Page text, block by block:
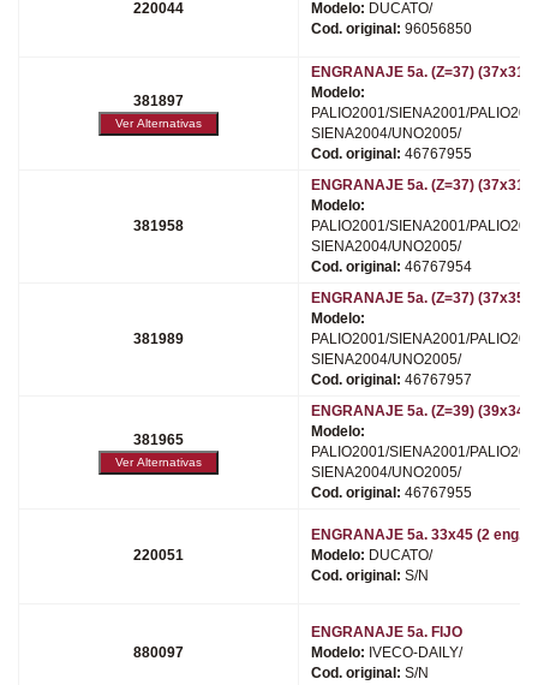
220044
Modelo: DUCATO/
Cod. original: 96056850
381897
ENGRANAJE 5a. (Z=37) (37x31)
Modelo:
PALIO2001/SIENA2001/
SIENA2004/UNO2005/
Cod. original: 46767955
381958
ENGRANAJE 5a. (Z=37) (37x31)
Modelo:
PALIO2001/SIENA2001/
SIENA2004/UNO2005/
Cod. original: 46767954
381989
ENGRANAJE 5a. (Z=37) (37x35)
Modelo:
PALIO2001/SIENA2001/
SIENA2004/UNO2005/
Cod. original: 46767957
381965
ENGRANAJE 5a. (Z=39) (39x34)
Modelo:
PALIO2001/SIENA2001/
SIENA2004/UNO2005/
Cod. original: 46767955
220051
ENGRANAJE 5a. 33x45 (2 eng.)
Modelo: DUCATO/
Cod. original: S/N
880097
ENGRANAJE 5a. FIJO
Modelo: IVECO-DAILY/
Cod. original: S/N